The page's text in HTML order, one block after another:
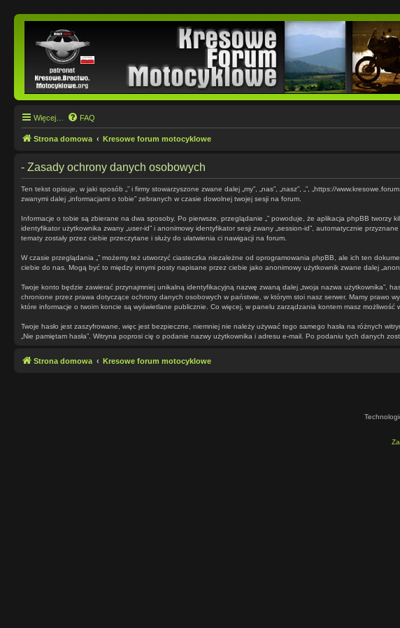
Więcej… FAQ
Strona domowa Kresowe forum motocyklowe
- Zasady ochrony danych osobowych
Ten tekst opisuje, w jaki sposób „” i firmy stowarzyszone zwane dalej „my”, „nas”, „nasz”, „”, „https://
zwanymi dalej „informacjami o tobie” zebranych w czasie dowolnej twojej sesji na forum.
Informacje o tobie są zbierane na dwa sposoby. Po pierwsze, przeglądanie „” powoduje, że aplikacja phpBB tworzy
identyfikator użytkownika zwany „user-id” i anonimowy identyfikator sesji zwany „session-id”, automatycznie
tematy zostały przez ciebie przeczytane i służy do ułatwienia ci nawigacji na forum.
W czasie przeglądania „” możemy też utworzyć ciasteczka niezależne od oprogramowania phpBB, ale ich ten
ciebie do nas. Mogą być to między innymi posty napisane przez ciebie jako anonimowy użytkownik zwane dalej
Twoje konto będzie zawierać przynajmniej unikalną identyfikacyjną nazwę zwaną dalej „twoja nazwa użytkownika”,
chronione przez prawa dotyczące ochrony danych osobowych w państwie, w którym stoi nasz serwer. Mamy prawo
które informacje o twoim koncie są wyświetlane publicznie. Co więcej, w panelu zarządzania kontem masz
Twoje hasło jest zaszyfrowane, więc jest bezpieczne, niemniej nie należy używać tego samego hasła na różnych
„Nie pamiętam hasła”. Witryna poprosi cię o podanie nazwy użytkownika i adresu e-mail. Po podaniu tych danych
Strona domowa Kresowe forum motocyklowe